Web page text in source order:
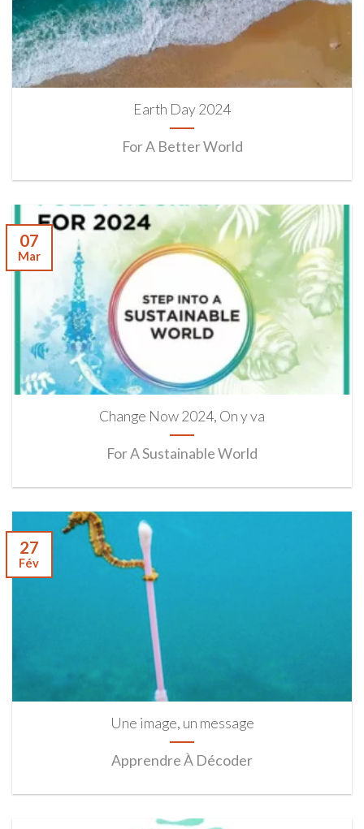
Earth Day 2024
For A Better World
Change Now 2024, On y va
For A Sustainable World
07
Mar
Une image, un message
Apprendre À Décoder
27
Fév